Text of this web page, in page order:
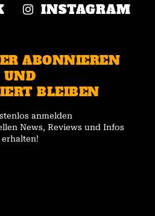
INSTAGRAM
ABONNIEREN
UND
BLEIBEN
anmelden
News, Reviews und Infos
erhalten!